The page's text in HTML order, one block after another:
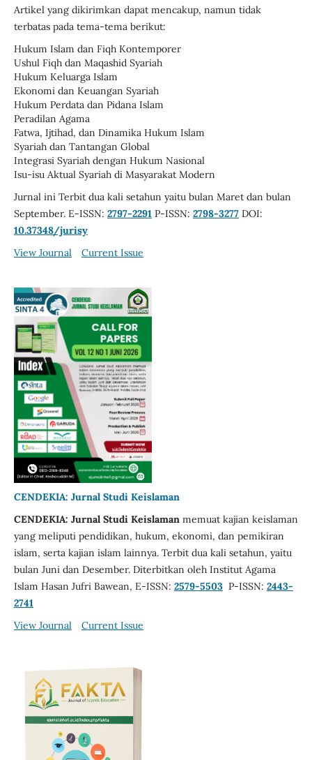
Artikel yang dikirimkan dapat mencakup, namun tidak
terbatas pada tema-tema berikut:
Hukum Islam dan Fiqh Kontemporer
Ushul Fiqh dan Maqashid Syariah
Hukum Keluarga Islam
Ekonomi dan Keuangan Syariah
Hukum Perdata dan Pidana Islam
Peradilan Agama
Fatwa, Ijtihad, dan Dinamika Hukum Islam
Syariah dan Tantangan Global
Integrasi Syariah dengan Hukum Nasional
Isu-isu Aktual Syariah di Masyarakat Modern
Jurnal ini Terbit dua kali setahun yaitu bulan Maret dan bulan
September. E-ISSN: 2797-2291P-ISSN: 2798-3277DOI:
10.37348/jurisy
View Journal
Current Issue
CENDEKIA: Jurnal Studi Keislaman
CENDEKIA: Jurnal Studi Keislamanmemuat kajian keislaman
yang meliputi pendidikan, hukum, ekonomi, dan pemikiran
islam, serta kajian islam lainnya. Terbit dua kali setahun, yaitu
bulan Juni dan Desember. Diterbitkan oleh Institut Agama
Islam Hasan Jufri Bawean, E-ISSN: 2579-5503P-ISSN: 2443-
2741
View Journal
Current Issue